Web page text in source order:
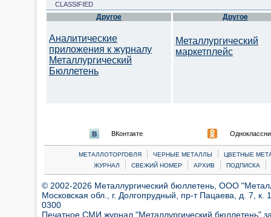
CLASSIFIED
Другое
Аналитические
приложения к журналу
Металлургический
Бюллетень
Другое
Металлургический
маркетплейс
ВКонтакте
МЕТАЛЛОТОРГОВЛЯ | ЧЕРНЫЕ МЕТАЛЛЫ |
ЦВЕТНЫЕ
ЖУРНАЛ
| СВЕЖИЙ НОМЕР | АРХИВ | ПОДПИСКА |
© 2002-2026 Металлургический бюллетень, ООО
Московская обл., г. Долгопрудный, пр-т Пацаева, д. 7,
0300
Печатное СМИ журнал "Металлургический бюллетень"